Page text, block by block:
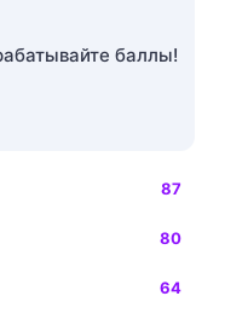
баллы!
87
80
64